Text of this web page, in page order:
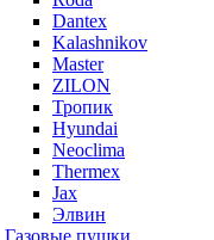
Dantex
Kalashnikov
Master
ZILON
Тропик
Hyundai
Neoclima
Thermex
Jax
Элвин
Газовые пушки